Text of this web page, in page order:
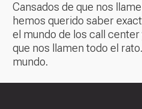
Cansados de que nos
hemos querido saber
el mundo de los call
que nos llamen todo el
mundo.